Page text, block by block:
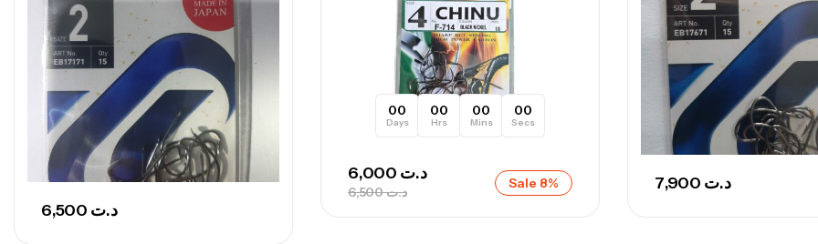
د.ت
00
Days
00
Hrs
00
Mins
00
Secs
د.ت6,500
د.ت Sale 8% د.ت